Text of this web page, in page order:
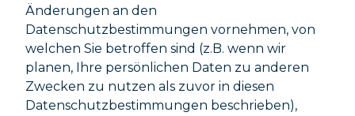
Änderungen an den
Datenschutzbestimmungen vornehmen, von
welchen Sie betroffen sind (z.B. wenn wir
planen, Ihre persönlichen Daten zu anderen
Zwecken zu nutzen als zuvor in diesen
Datenschutzbestimmungen beschrieben),